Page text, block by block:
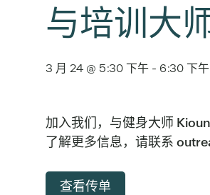
与培训大
3 月 24 @ 5:30 下午 - 6:30 下午
加入我们，与健身大师
了解更多信息，请联系
查看传单